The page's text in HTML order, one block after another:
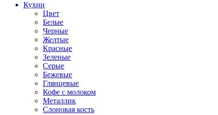
Кухни
Цвет
Белые
Черные
Желтые
Красные
Зеленые
Серые
Бежевые
Глянцевые
Кофе с молоком
Металлик
Слоновая кость